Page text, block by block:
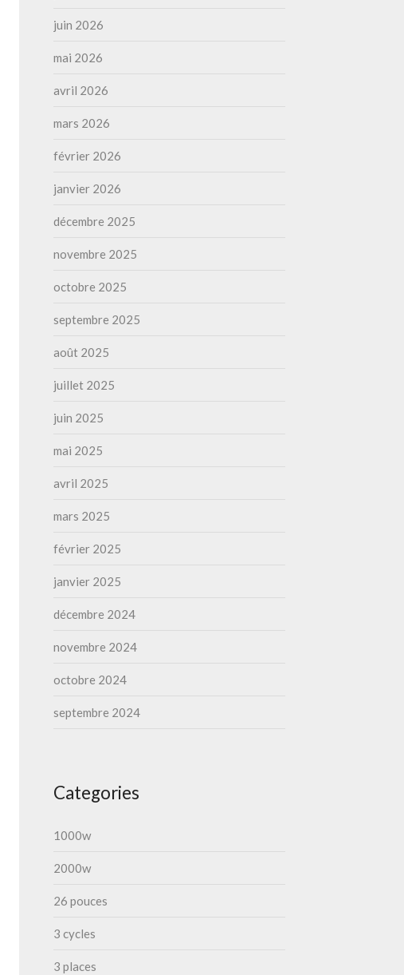
juin 2026
mai 2026
avril 2026
mars 2026
février 2026
janvier 2026
décembre 2025
novembre 2025
octobre 2025
septembre 2025
août 2025
juillet 2025
juin 2025
mai 2025
avril 2025
mars 2025
février 2025
janvier 2025
décembre 2024
novembre 2024
octobre 2024
septembre 2024
Categories
1000w
2000w
26 pouces
3 cycles
3 places